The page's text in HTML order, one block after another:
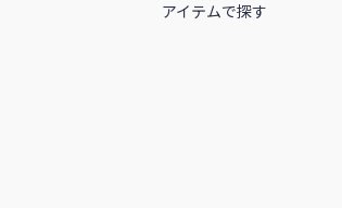
アイテムで探す